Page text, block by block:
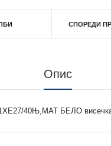
СПОРЕДИ
Опис
40Њ,МАТ БЕЛО висечка